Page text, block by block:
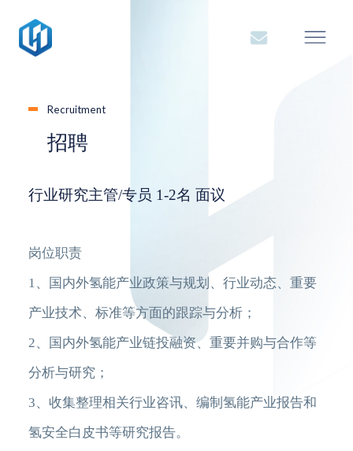
Recruitment
招聘
行业研究主管/专员 1-2名 面议
岗位职责
1、国内外氢能产业政策与规划、行业动态、重要
产业技术、标准等方面的跟踪与分析；
2、国内外氢能产业链投融资、重要并购与合作等
分析与研究；
3、收集整理相关行业咨讯、编制氢能产业报告和
氢安全白皮书等研究报告。